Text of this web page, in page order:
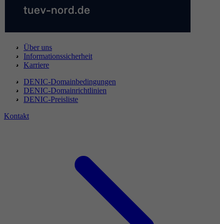
Über uns
Informationssicherheit
Karriere
DENIC-Domainbedingungen
DENIC-Domainrichtlinien
DENIC-Preisliste
Kontakt